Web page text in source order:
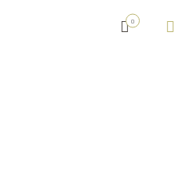
0